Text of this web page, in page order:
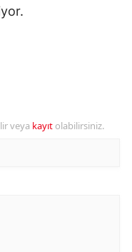
veya kayıt olabilirsiniz.